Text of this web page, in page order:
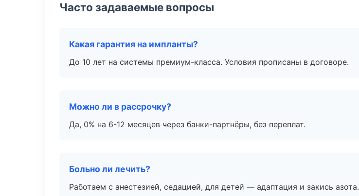
Часто задаваемые вопросы
Какая гарантия на импланты?
До 10 лет на системы премиум-класса. Условия прописаны в договоре.
Можно ли в рассрочку?
Да, 0% на 6-12 месяцев через банки-партнёры, без переплат.
Больно ли лечить?
Работаем с анестезией, седацией, для детей — адаптация и закись азота.